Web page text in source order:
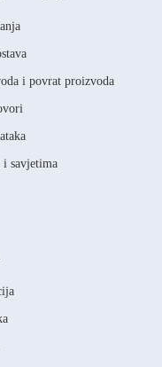
i povrat proizvoda
i savjetima